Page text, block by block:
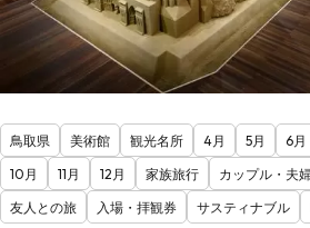
鳥取県 美術館 観光名所 4月 5月 6月
10月
11月 12月 家族旅行 カップル・夫
友人との旅
入場・拝観券 サスティナブル